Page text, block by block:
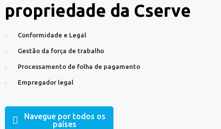
propriedade da Cserve
Conformidade e Legal
Gestão da força de trabalho
Processamento de folha de pagamento
Empregador legal
Navegue por todos os
países